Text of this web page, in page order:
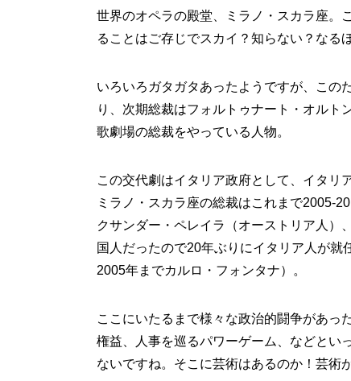
世界のオペラの殿堂、ミラノ・スカラ座。
ることはご存じでスカイ？知らない？なるほ
いろいろガタガタあったようですが、この
り、次期総裁はフォルトゥナート・オルト
歌劇場の総裁をやっている人物。
この交代劇はイタリア政府として、イタリ
ミラノ・スカラ座の総裁はこれまで2005-
クサンダー・ペレイラ（オーストリア人）
国人だったので20年ぶりにイタリア人が
2005年までカルロ・フォンタナ）。
ここにいたるまで様々な政治的闘争があっ
権益、人事を巡るパワーゲーム、などとい
ないですね。そこに芸術はあるのか！芸術